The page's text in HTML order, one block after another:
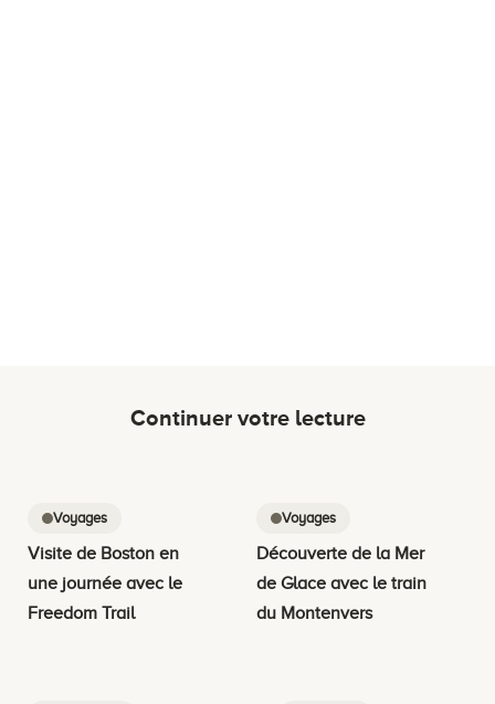
Continuer votre lecture
Voyages
Visite de Boston en
une journée avec le
Freedom Trail
Voyages
Découverte de la Mer
de Glace avec le train
du Montenvers